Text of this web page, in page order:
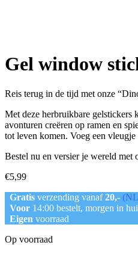
Gel window
Reis terug in de tijd met onze
Met deze herbruikbare gelstickers
avonturen creëren op ramen en
tot leven komen. Voeg een
Bestel nu en versier je wereld met
€5,99
Gratis verzending vanaf20,-
Voor 14:00 bestelt, morgen in
Eigen voorraad
Op voorraad